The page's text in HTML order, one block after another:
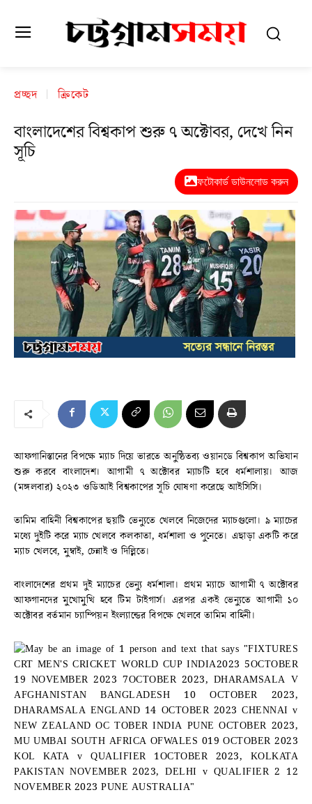
প্রচ্ছদ ক্রিকেট
বাংলাদেশের বিশ্বকাপ শুরু ৭ অক্টোবর, দেখে নিন
সূচি
ফটোকার্ড ডাউনলোড করুন
আফগানিস্তানের বিপক্ষে ম্যাচ দিয়ে ভারতে অনুষ্ঠিতব্য ওয়ানডে বিশ্বকাপ অভিযান
শুরু করবে বাংলাদেশ। আগামী ৭ অক্টোবর ম্যাচটি হবে ধর্মশালায়। আজ
(মঙ্গলবার) ২০২৩ ওডিআই বিশ্বকাপের সূচি ঘোষণা করেছে আইসিসি।
তামিম বাহিনী বিশ্বকাপের ছয়টি ভেন্যুতে খেলবে নিজেদের ম্যাচগুলো। ৯ ম্যাচের
মধ্যে দুইটি করে ম্যাচ খেলবে কলকাতা, ধর্মশালা ও পুনেতে। এছাড়া একটি করে
ম্যাচ খেলবে, মুম্বাই, চেন্নাই ও দিল্লিতে।
বাংলাদেশের প্রথম দুই ম্যাচের ভেন্যু ধর্মশালা। প্রথম ম্যাচে আগামী ৭ অক্টোবর
আফগানদের মুখোমুখি হবে টিম টাইগার্স। এরপর একই ভেন্যুতে আগামী ১০
অক্টোবর বর্তমান চ্যাম্পিয়ন ইংল্যান্ডের বিপক্ষে খেলবে তামিম বাহিনী।